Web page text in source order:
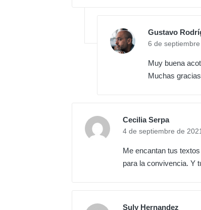
Gustavo
6 de septiembre
Muy buena
Muchas
Cecilia Serpa
4 de septiembre de
Me encantan tus
para la convivencia. Y
Suly Hernandez